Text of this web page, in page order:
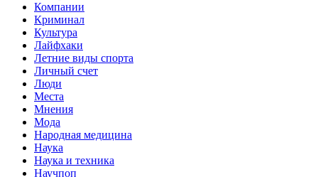
Компании
Криминал
Культура
Лайфхаки
Летние виды спорта
Личный счет
Люди
Места
Мнения
Мода
Народная медицина
Наука
Наука и техника
Научпоп